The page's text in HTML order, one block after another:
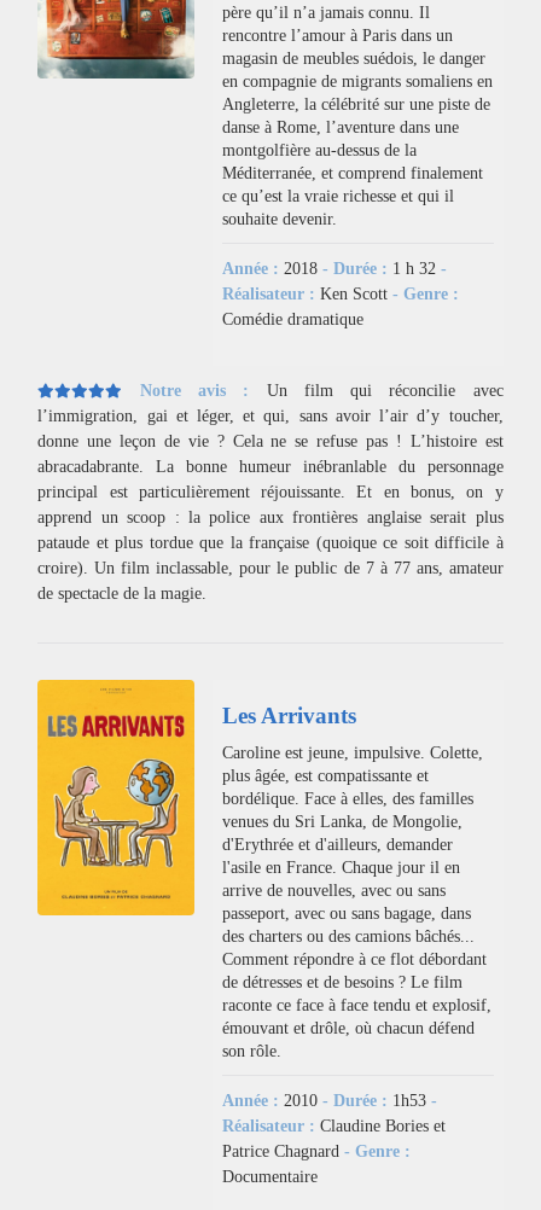
père qu’il n’a jamais connu. Il
rencontre l’amour à Paris dans un
magasin de meubles suédois, le danger
en compagnie de migrants somaliens en
Angleterre, la célébrité sur une piste de
danse à Rome, l’aventure dans une
montgolfière au-dessus de la
Méditerranée, et comprend finalement
ce qu’est la vraie richesse et qui il
souhaite devenir.
Année : 2018- Durée : 1 h 32-
Réalisateur :Ken Scott- Genre :
Comédie dramatique
Notre avis : Un film qui réconcilie avec
l’immigration, gai et léger, et qui, sans avoir l’air d’y toucher,
donne une leçon de vie ? Cela ne se refuse pas ! L’histoire est
abracadabrante. La bonne humeur inébranlable du personnage
principal est particulièrement réjouissante. Et en bonus, on y
apprend un scoop : la police aux frontières anglaise serait plus
pataude et plus tordue que la française (quoique ce soit difficile à
croire). Un film inclassable, pour le public de 7 à 77 ans, amateur
de spectacle de la magie.
Les Arrivants
Caroline est jeune, impulsive. Colette,
plus âgée, est compatissante et
bordélique. Face à elles, des familles
venues du Sri Lanka, de Mongolie,
d'Erythrée et d'ailleurs, demander
l'asile en France. Chaque jour il en
arrive de nouvelles, avec ou sans
passeport, avec ou sans bagage, dans
des charters ou des camions bâchés...
Comment répondre à ce flot débordant
de détresses et de besoins ? Le film
raconte ce face à face tendu et explosif,
émouvant et drôle, où chacun défend
son rôle.
Année : 2010- Durée : 1h53-
Réalisateur :Claudine Bories et
Patrice Chagnard- Genre :
Documentaire